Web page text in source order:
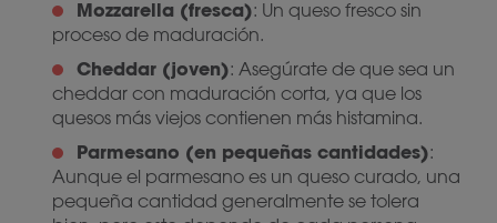
Mozzarella (fresca): Un queso fresco sin
proceso de maduración.
Cheddar (joven): Asegúrate de que sea un
cheddar con maduración corta, ya que los
quesos más viejos contienen más histamina.
Parmesano (en pequeñas cantidades):
Aunque el parmesano es un queso curado, una
pequeña cantidad generalmente se tolera